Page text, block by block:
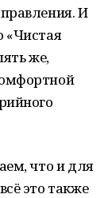
И
«Чистая
же,
что и для
это также